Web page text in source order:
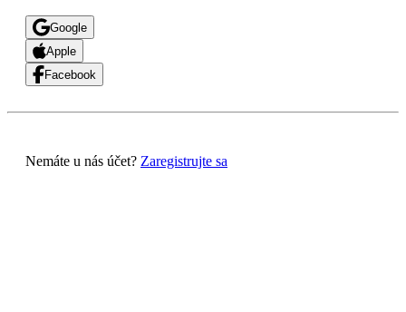
Google
Apple
Facebook
Nemáte u nás účet? Zaregistrujte sa